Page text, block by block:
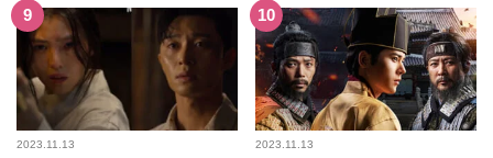
2023.11.13 2023.11.13